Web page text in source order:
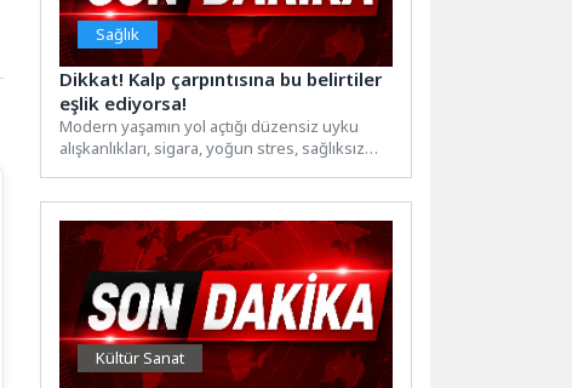
Sağlık
Dikkat! Kalp çarpıntısına bu belirtiler
eşlik ediyorsa!
Modern yaşamın yol açtığı düzensiz uyku
alışkanlıkları, sigara, yoğun stres, sağlıksız
Kültür Sanat